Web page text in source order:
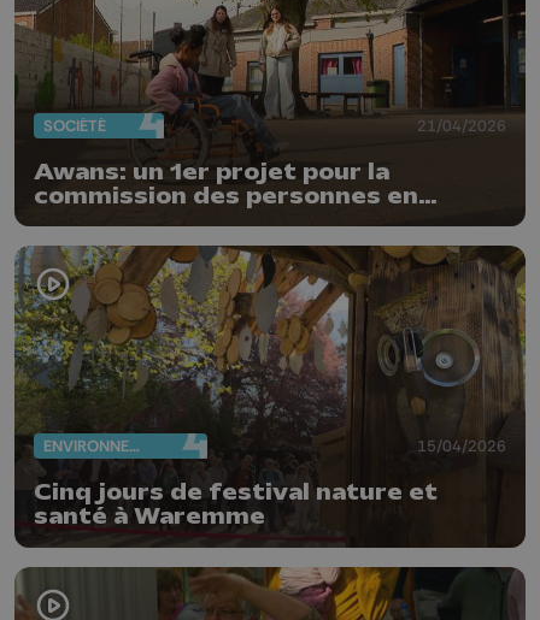
SOCIÉTÉ 21/04/2026
Awans: un 1er projet pour la
commission des personnes en
situation de handicap
ENVIRONNEMENT 15/04/2026
Cinq jours de festival nature et
santé à Waremme